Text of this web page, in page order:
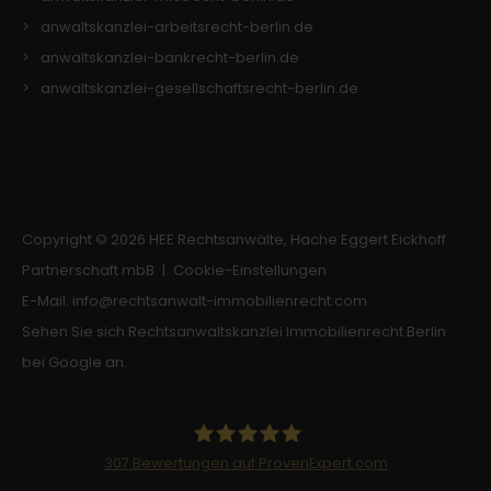
anwaltskanzlei-arbeitsrecht-berlin.de
anwaltskanzlei-bankrecht-berlin.de
anwaltskanzlei-gesellschaftsrecht-berlin.de
Copyright © 2026 HEE Rechtsanwälte, Hache Eggert Eickhoff
Partnerschaft mbB | Cookie-Einstellungen
E-Mail: info@rechtsanwalt-immobilienrecht.com
Sehen Sie sich Rechtsanwaltskanzlei Immobilienrecht Berlin
bei Google an.
307 Bewertungen auf ProvenExpert.com
Folgescript übergeben werden, damit
wiederfinden kann.
Laufzeit: Session
Speichert Ihre Cookie-Entscheidungen aus
dieser Cookie-Verwaltung.
Laufzeit: 1 Jahr
Anbieter: Diese Website
Datenschutzerklärung
(1)
Statistik Cookies erfassen Informationen